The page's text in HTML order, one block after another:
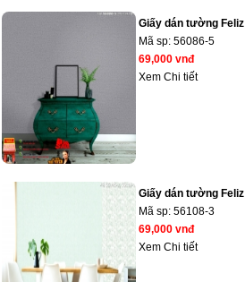
Giấy dán tường Feliz
Mã sp: 56086-5
69,000 vnđ
Xem Chi tiết
Giấy dán tường Feliz
Mã sp: 56108-3
69,000 vnđ
Xem Chi tiết